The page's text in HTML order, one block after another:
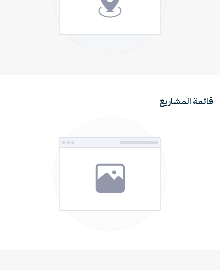
قائمة المشاريع